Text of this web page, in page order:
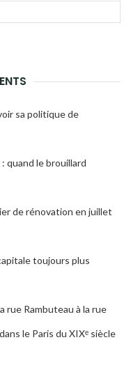
sa politique de
quand le brouillard
de rénovation en juillet
toujours plus
rue Rambuteau à la rue
le Paris du XIXᵉ siècle